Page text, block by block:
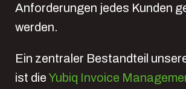
Anforderungen jedes Kunden
werden.
Ein zentraler Bestandteil
ist die Yubiq Invoice